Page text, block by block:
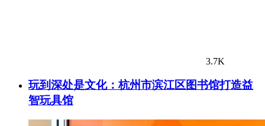
3.7K
玩到深处是文化：杭州市滨江区图书馆打造益
智玩具馆